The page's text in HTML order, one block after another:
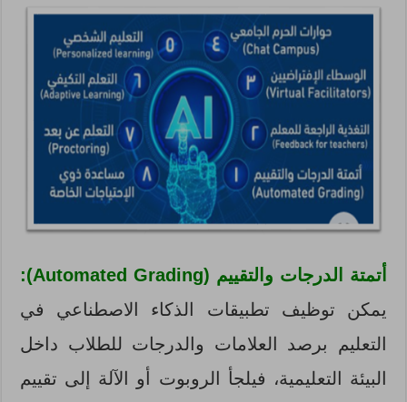
أتمتة الدرجات والتقييم (Automated Grading):
يمكن توظيف تطبيقات الذكاء الاصطناعي في
التعليم برصد العلامات والدرجات للطلاب داخل
البيئة التعليمية، فيلجأ الروبوت أو الآلة إلى تقييم